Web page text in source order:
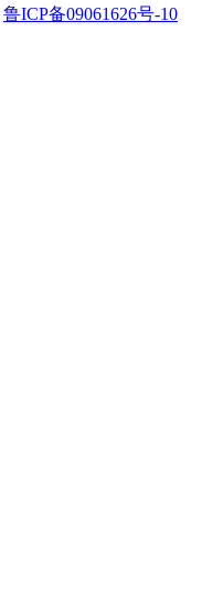
鲁ICP备09061626号-10